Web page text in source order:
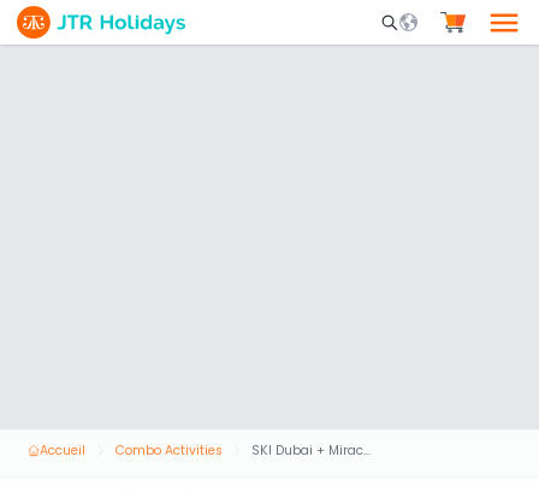
Mobile Search
Accueil Combo Activities SKI Dubai + Miracle Garden - Combo Deal